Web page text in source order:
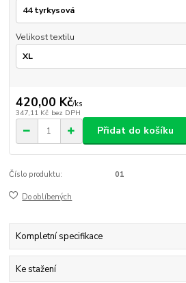
Velikost textilu
420,00 Kč/ks
347,11 Kč bez DPH
Přidat do košíku
Číslo produktu: 01
Do oblíbených
Kompletní specifikace
Ke stažení